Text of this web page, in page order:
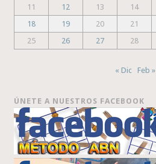
11
12 13 14
18
19 20 21
25
26 27 28
« Dic Feb »
ÚNETE A NUESTROS FACEBOOK